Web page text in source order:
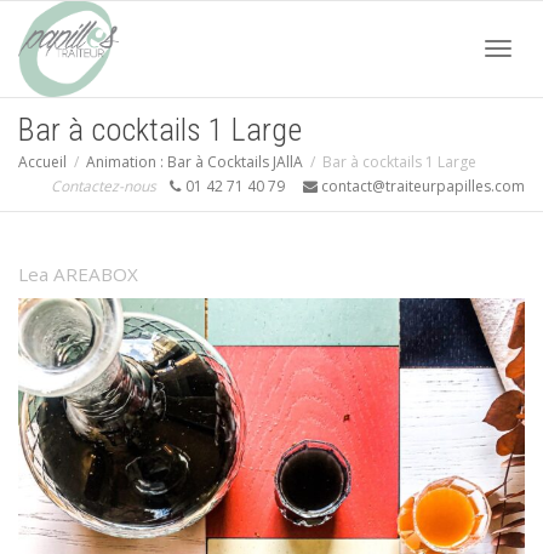
Bar à cocktails 1 Large
Accueil Animation : Bar à Cocktails JAllA
Bar à cocktails 1 Large
Contactez-nous
01 42 71 40 79 contact@traiteurpapilles.com
Lea AREABOX